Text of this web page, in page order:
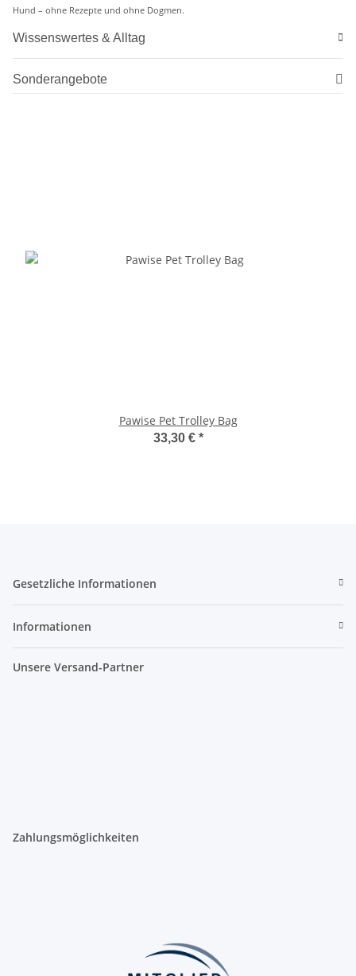
Hund – ohne Rezepte und ohne Dogmen.
Wissenswertes & Alltag
Sonderangebote
Pawise Pet Trolley Bag
33,30 € *
Gesetzliche Informationen
Informationen
Unsere Versand-Partner
Zahlungsmöglichkeiten